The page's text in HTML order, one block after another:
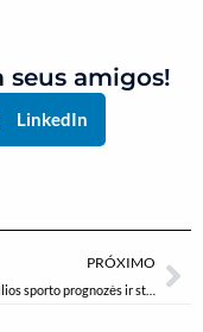
seus amigos!
LinkedIn
PRÓXIMO
Profesionalios sporto prognozės ir statymo strategijos: kaip naudotis patikimais šaltiniais